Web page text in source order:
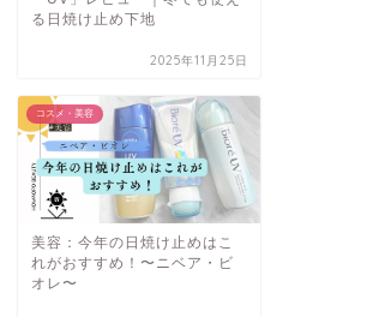
る日焼け止め下地
2025年11月25日
コスメ・美容
美容：今年の日焼け止めはこ
れがおすすめ！〜ニベア・ビ
オレ〜